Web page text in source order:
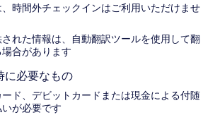
時間外チェックインはご利用いただけませ
れた情報は、自動翻訳ツールを使用して翻
合があります
に必要なもの
ド、デビットカードまたは現金による付随
が必要です